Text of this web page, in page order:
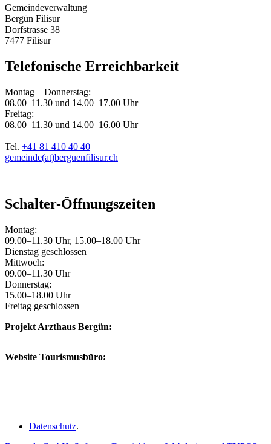
Gemeindeverwaltung
Bergün Filisur
Dorfstrasse 38
7477 Filisur
Telefonische Erreichbarkeit
Montag – Donnerstag:
08.00–11.30 und 14.00–17.00 Uhr
Freitag:
08.00–11.30 und 14.00–16.00 Uhr
Tel. +41 81 410 40 40
gemeinde(at)berguenfilisur.ch
Schalter-Öffnungszeiten
Montag:
09.00–11.30 Uhr, 15.00–18.00 Uhr
Dienstag geschlossen
Mittwoch:
09.00–11.30 Uhr
Donnerstag:
15.00–18.00 Uhr
Freitag geschlossen
Projekt Arzthaus Bergün:
Website Tourismusbüro:
Datenschutz.